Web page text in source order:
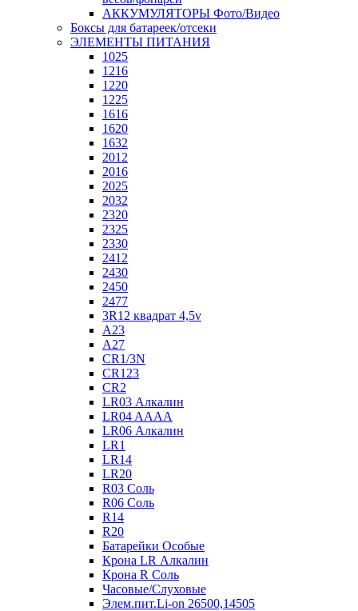
АККУМУЛЯТОРЫ Фото/Видео
Боксы для батареек/отсеки
ЭЛЕМЕНТЫ ПИТАНИЯ
1025
1216
1220
1225
1616
1620
1632
2012
2016
2025
2032
2320
2325
2330
2412
2430
2450
2477
3R12 квадрат 4,5v
A23
A27
CR1/3N
CR123
CR2
LR03 Алкалин
LR04 AAAA
LR06 Алкалин
LR1
LR14
LR20
R03 Соль
R06 Соль
R14
R20
Батарейки Особые
Крона LR Алкалин
Крона R Соль
Часовые/Слуховые
Элем.пит.Li-on 26500,14505